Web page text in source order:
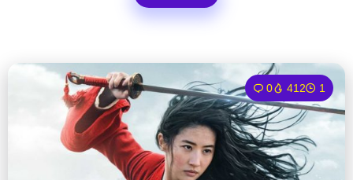
0 412 1